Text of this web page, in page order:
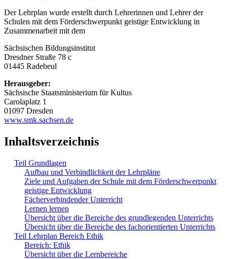
Der Lehrplan wurde erstellt durch Lehrerinnen und Lehrer der
Schulen mit dem Förderschwerpunkt geistige Entwicklung in
Zusammenarbeit mit dem
Sächsischen Bildungsinstitut
Dresdner Straße 78 c
01445 Radebeul
Herausgeber:
Sächsische Staatsministerium für Kultus
Carolaplatz 1
01097 Dresden
www.smk.sachsen.de
Inhaltsverzeichnis
Teil Grundlagen
Aufbau und Verbindlichkeit der Lehrpläne
Ziele und Aufgaben der Schule mit dem Förderschwerpunkt
geistige Entwicklung
Fächerverbindender Unterricht
Lernen lernen
Übersicht über die Bereiche des grundlegenden Unterrichts
Übersicht über die Bereiche des fachorientierten Unterrichts
Teil Lehrplan Bereich Ethik
Bereich: Ethik
Übersicht über die Lernbereiche